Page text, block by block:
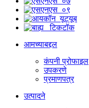
आमच्याबद्दल
कंपनी प्रोफाइल
उपकरणे
प्रमाणपत्र
उत्पादने